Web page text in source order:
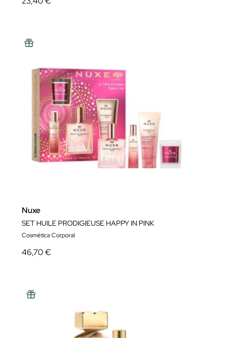
Nuxe
SET HUILE PRODIGIEUSE HAPPY IN PINK
Cosmética Corporal
46,70 €